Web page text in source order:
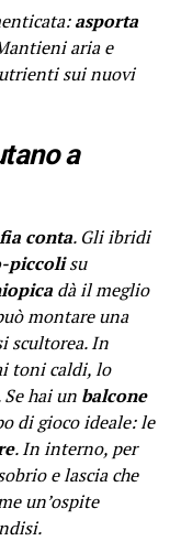
asporta
aria e
sui nuovi
a
conta. Gli ibridi
piccolisu
dà il meglio
montare una
scultorea. In
toni caldi, lo
hai un balcone
di gioco ideale: le
. In interno, per
e lascia che
un’ospite